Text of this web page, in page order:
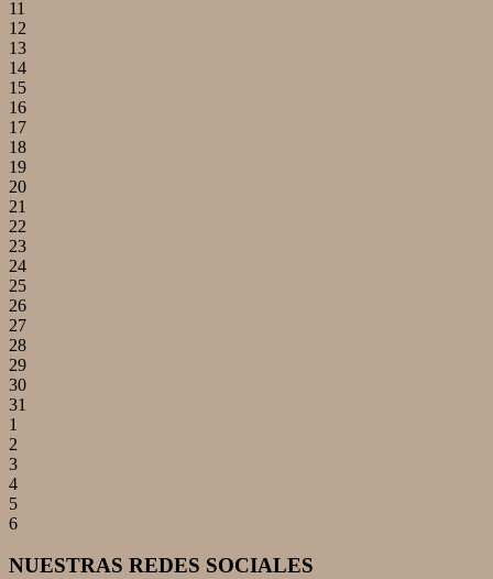
11
12
13
14
15
16
17
18
19
20
21
22
23
24
25
26
27
28
29
30
31
1
2
3
4
5
6
NUESTRAS REDES SOCIALES